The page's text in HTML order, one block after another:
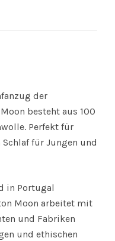
der
besteht aus 100
Perfekt für
für Jungen und
in Portugal
Moon arbeitet mit
und Fabriken
und ethischen